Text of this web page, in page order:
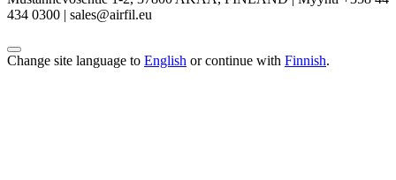
434 0300 | sales@airfil.eu
Change site language to English or continue with Finnish.